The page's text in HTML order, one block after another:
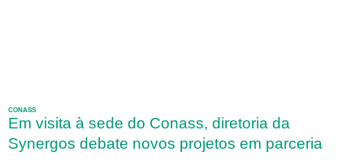
CONASS
Em visita à sede do Conass, diretoria da
Synergos debate novos projetos em parceria